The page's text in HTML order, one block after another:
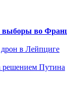
выборы во
в Лейпциге
решением Путина